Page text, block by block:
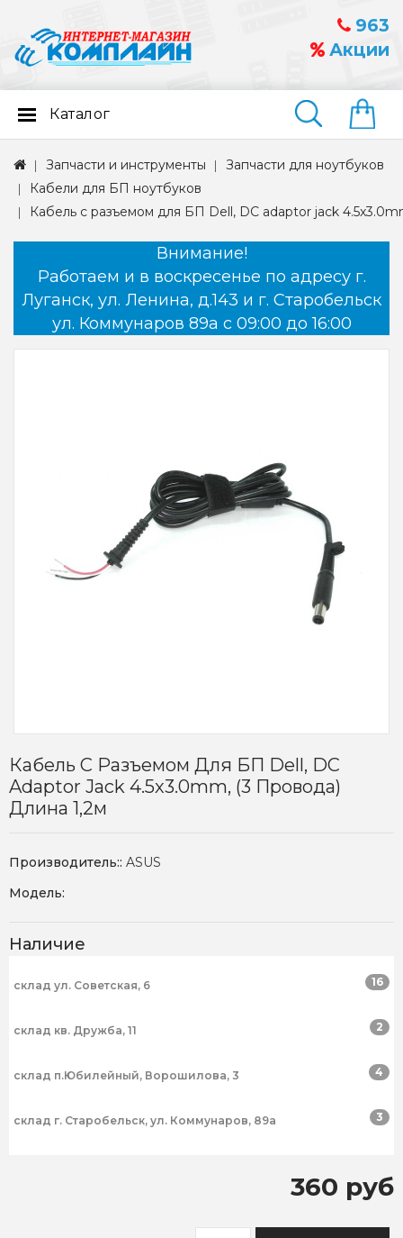
963
Акции
Найти
Каталог
Запчасти и инструменты
Запчасти для ноутбуков
Кабели для БП ноутбуков
Кабель с разъемом для БП Dell, DC adaptor jack
Внимание!
Работаем и в воскресенье по адресу г.
Луганск, ул. Ленина, д.143 и г. Старобельск
ул. Коммунаров 89а с 09:00 до 16:00
Кабель С Разъемом Для БП Dell, DC
Adaptor Jack 4.5x3.0mm, (3 Провода)
Длина 1,2м
Производитель:: ASUS
Модель:
Наличие
склад ул. Советская, 6 16
склад кв. Дружба, 11 2
склад п.Юбилейный, Ворошилова, 3 4
склад г. Старобельск, ул. Коммунаров, 89а 3
360 руб